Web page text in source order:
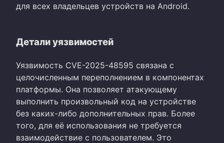
для всех владельцев устройств на Android.
Детали уязвимостей
Уязвимость CVE-2025-48595 связана с
целочисленным переполнением в компонентах
платформы. Она позволяет атакующему
выполнить произвольный код на устройстве
без каких-либо дополнительных прав. Более
того, для её использования не требуется
взаимодействие с пользователем. Это